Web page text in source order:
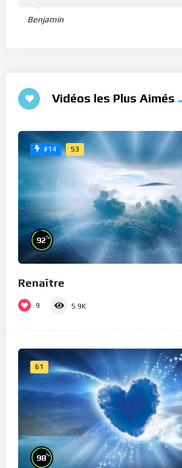
Benjamin
Vidéos les Plus Aimés
#14 53
92%
Renaître
9 5.9K
61
98%